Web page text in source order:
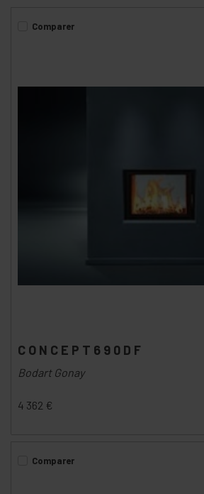
Comparer
C O N C E P T 6 9 0 D F
Bodart Gonay
4 362 €
Comparer